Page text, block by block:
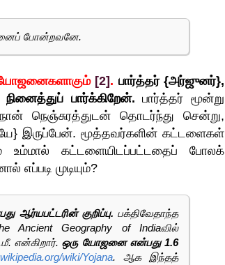
போன்றவனே.
யோஜனைகளாகும் [2] . பார்த்தர் {அர்ஜுனர்},
பார்க்கிறேன். பார்த்தர் மூன்று
நெஞ்சுரத்துடன் தொடர்ந்து சென்று,
இருப்பேன். மூத்தவர்களின் கட்டளைகள்
உம்மால் கட்டளையிடப்பட்டதைப் போலக்
முடியும்?
குறிப்பு. பக்திவேதாந்த
Ancient Geography of Indiaவில்
என்கிறார்.ஒரு யோஜனை என்பது 1.6
wiki/Yojana. ஆக இந்தத்